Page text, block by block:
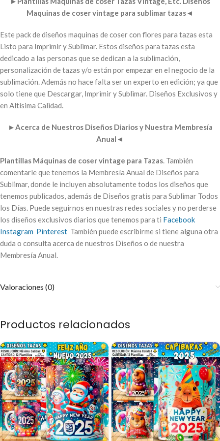
Maquinas de coser vintage para sublimar tazas◄
Este pack de diseños maquinas de coser con flores para tazas esta
Listo para Imprimir y Sublimar. Estos diseños para tazas esta
dedicado a las personas que se dedican a la sublimación,
personalización de tazas y/o están por empezar en el negocio de la
sublimación. Además no hace falta ser un experto en edición; ya que
solo tiene que Descargar, Imprimir y Sublimar. Diseños Exclusivos y
en Altísima Calidad.
►Acerca de Nuestros Diseños Diarios y Nuestra Membresía
Anual ◄
Plantillas Máquinas de coser vintage para Tazas. También
comentarle que tenemos la Membresía Anual de Diseños para
Sublimar, donde le incluyen absolutamente todos los diseños que
tenemos publicados, además de Diseños gratis para Sublimar Todos
los Días. Puede seguirnos en nuestras redes sociales y no perderse
los diseños exclusivos diarios que tenemos para ti Facebook
Instagram Pinterest También puede escribirme si tiene alguna otra
duda o consulta acerca de nuestros Diseños o de nuestra
Membresía Anual.
Valoraciones (0)
Productos relacionados